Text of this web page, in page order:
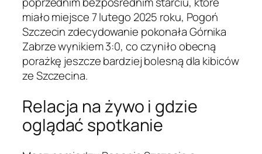
miało miejsce 7 lutego 2025 roku, Pogoń
Szczecin zdecydowanie pokonała Górnika
Zabrze wynikiem 3:0, co czyniło obecną
porażkę jeszcze bardziej bolesną dla kibiców
ze Szczecina.
Relacja na żywo i gdzie
oglądać spotkanie